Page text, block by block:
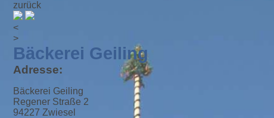
zurück
<
>
Bäckerei Geiling
Adresse:
Bäckerei Geiling
Regener Straße 2
94227 Zwiesel